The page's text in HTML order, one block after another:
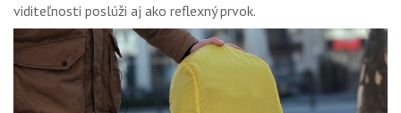
viditeľnosti poslúži aj ako reflexný prvok.